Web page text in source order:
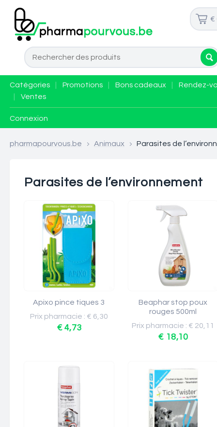
€
Catégories Promotions Bons cadeaux
Rendez-
Ventes
Connexion
pharmapourvous.be > Animaux > Parasites de
Parasites de l’environnement
Apixo pince tiques 3
Prix pharmacie : € 6,30
€ 4,73
Beaphar stop poux
rouges 500ml
Prix pharmacie : € 20,11
€ 18,10